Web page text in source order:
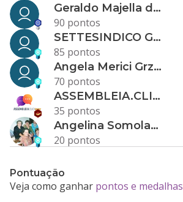
Geraldo Majella da Silva
90 pontos
SETTESINDICO GOVERNANÇA CONDOMINIAL
85 pontos
Angela Merici Grzybowski
70 pontos
ASSEMBLEIA.CLICK
35 pontos
Angelina Somolanji R. Oliveira
20 pontos
Pontuação
Veja como ganhar pontos e medalhas